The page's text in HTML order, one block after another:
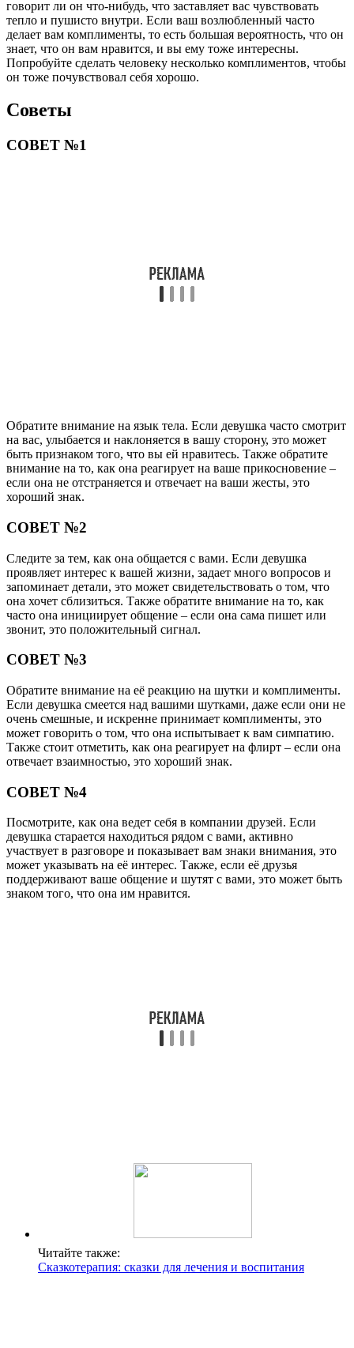
говорит ли он что-нибудь, что заставляет вас чувствовать
тепло и пушисто внутри. Если ваш возлюбленный часто
делает вам комплименты, то есть большая вероятность, что он
знает, что он вам нравится, и вы ему тоже интересны.
Попробуйте сделать человеку несколько комплиментов, чтобы
он тоже почувствовал себя хорошо.
Советы
СОВЕТ №1
Обратите внимание на язык тела. Если девушка часто смотрит
на вас, улыбается и наклоняется в вашу сторону, это может
быть признаком того, что вы ей нравитесь. Также обратите
внимание на то, как она реагирует на ваше прикосновение –
если она не отстраняется и отвечает на ваши жесты, это
хороший знак.
СОВЕТ №2
Следите за тем, как она общается с вами. Если девушка
проявляет интерес к вашей жизни, задает много вопросов и
запоминает детали, это может свидетельствовать о том, что
она хочет сблизиться. Также обратите внимание на то, как
часто она инициирует общение – если она сама пишет или
звонит, это положительный сигнал.
СОВЕТ №3
Обратите внимание на её реакцию на шутки и комплименты.
Если девушка смеется над вашими шутками, даже если они не
очень смешные, и искренне принимает комплименты, это
может говорить о том, что она испытывает к вам симпатию.
Также стоит отметить, как она реагирует на флирт – если она
отвечает взаимностью, это хороший знак.
СОВЕТ №4
Посмотрите, как она ведет себя в компании друзей. Если
девушка старается находиться рядом с вами, активно
участвует в разговоре и показывает вам знаки внимания, это
может указывать на её интерес. Также, если её друзья
поддерживают ваше общение и шутят с вами, это может быть
знаком того, что она им нравится.
Читайте также:
Сказкотерапия: сказки для лечения и воспитания